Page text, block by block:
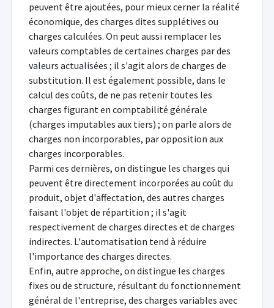
peuvent être ajoutées, pour mieux cerner la réalité
économique, des charges dites supplétives ou
charges calculées. On peut aussi remplacer les
valeurs comptables de certaines charges par des
valeurs actualisées ; il s'agit alors de charges de
substitution. Il est également possible, dans le
calcul des coûts, de ne pas retenir toutes les
charges figurant en comptabilité générale
(charges imputables aux tiers) ; on parle alors de
charges non incorporables, par opposition aux
charges incorporables.
Parmi ces dernières, on distingue les charges qui
peuvent être directement incorporées au coût du
produit, objet d'affectation, des autres charges
faisant l'objet de répartition ; il s'agit
respectivement de charges directes et de charges
indirectes. L'automatisation tend à réduire
l'importance des charges directes.
Enfin, autre approche, on distingue les charges
fixes ou de structure, résultant du fonctionnement
général de l'entreprise, des charges variables avec